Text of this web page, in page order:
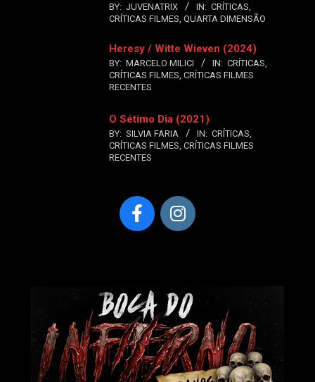
BY: JUVENATRIX IN: CRÍTICAS,
CRÍTICAS FILMES, QUARTA DIMENSÃO
Heresy / Witte Wieven (2024)
BY: MARCELO MILICI IN: CRÍTICAS,
CRÍTICAS FILMES, CRÍTICAS FILMES
RECENTES
O Sétimo Dia (2021)
BY: SILVIA FARIA IN: CRÍTICAS,
CRÍTICAS FILMES, CRÍTICAS FILMES
RECENTES